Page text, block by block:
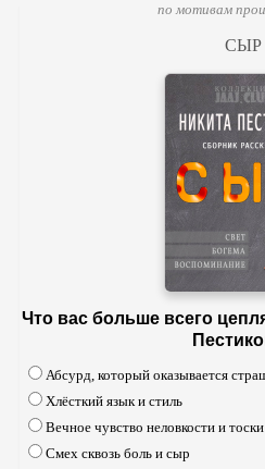
по мотивам
СЫР
Что вас больше всего
Абсурд, который оказывается
Хлёсткий язык и стиль
Вечное чувство неловкости и тоски
Смех сквозь боль и сыр